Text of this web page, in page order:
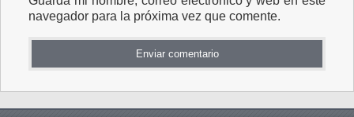
navegador para la próxima vez que comente.